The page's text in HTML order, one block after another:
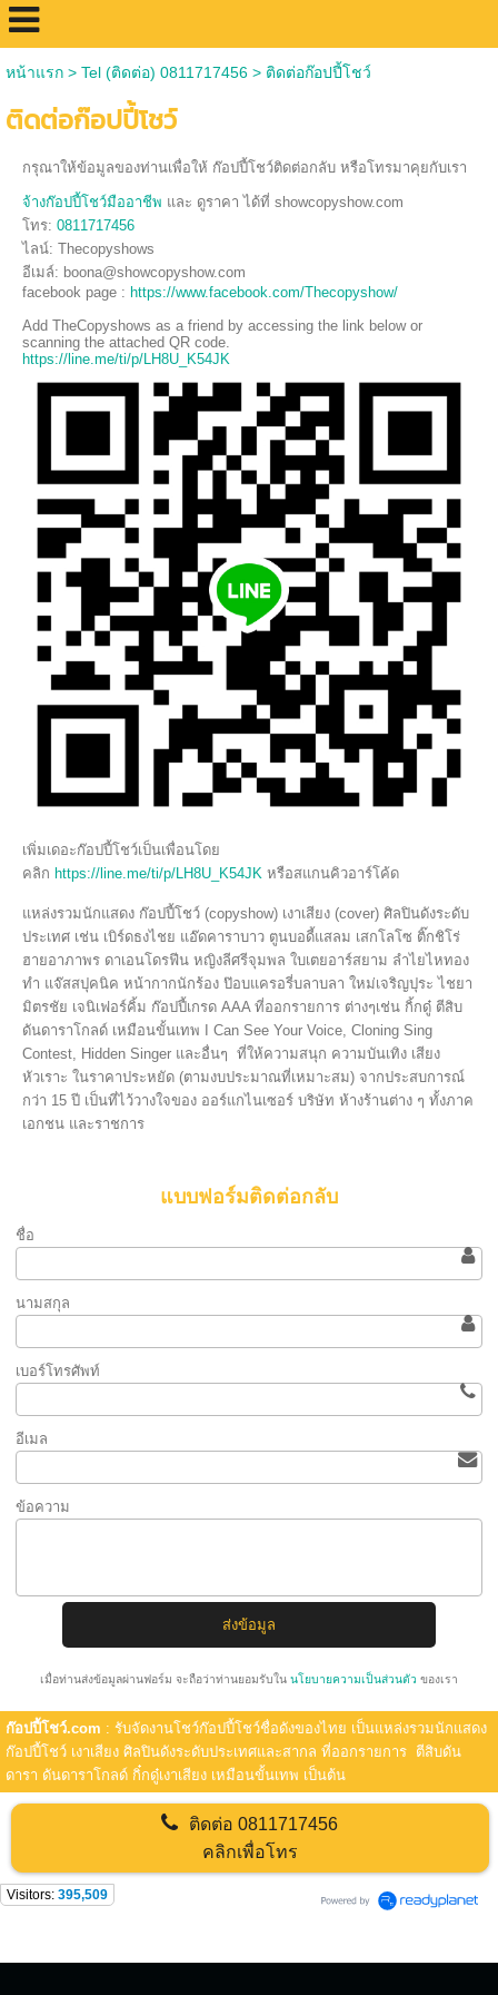
หน้าแรก> Tel (ติดต่อ) 0811717456 > ติดต่อก๊อปปี้โชว์
ติดต่อก๊อปปี้โชว์
กรุณาให้ข้อมูลของท่านเพื่อให้ ก๊อปปี้โชว์ติดต่อกลับ หรือโทรมาคุยกับเรา
จ้างก๊อปปี้โชว์มืออาชีพ และ ดูราคา ได้ที่ showcopyshow.com
โทร: 0811717456
ไลน์: Thecopyshows
อีเมล์: boona@showcopyshow.com
facebook page : https://www.facebook.com/Thecopyshow/
Add TheCopyshows as a friend by accessing the link below or
scanning the attached QR code.
https://line.me/ti/p/LH8U_K54JK
เพิ่มเดอะก๊อปปี้โชว์เป็นเพื่อนโดย
คลิก https://line.me/ti/p/LH8U_K54JK หรือสแกนคิวอาร์โค้ด
แหล่งรวมนักแสดง ก๊อปปี้โชว์ (copyshow) เงาเสียง (cover) ศิลปินดังระดับ
ประเทศ เช่น เบิร์ดธงไชย แอ๊ดคาราบาว ตูนบอดี้แสลม เสกโลโซ ติ๊กชิโร่
ฮายอาภาพร ดาเอนโดรฟีน หญิงลีศรีจุมพล ใบเตยอาร์สยาม ลำไยไหทอง
ทำ แจ๊สสปุคนิค หน้ากากนักร้อง ป๊อบแครอรี่บลาบลา ใหม่เจริญปุระ ไชยา
มิตรชัย เจนิเฟอร์คิ้ม ก๊อปปี้เกรด AAA ที่ออกรายการ ต่างๆเช่น กิ้กดู๋ ตีสิบ
ดันดาราโกลด์ เหมือนขั้นเทพ I Can See Your Voice, Cloning Sing
Contest, Hidden Singer และอื่นๆ ที่ให้ความสนุก ความบันเทิง เสียง
หัวเราะ ในราคาประหยัด (ตามงบประมาณที่เหมาะสม) จากประสบการณ์
กว่า 15 ปี เป็นที่ไว้วางใจของ ออร์แกไนเซอร์ บริษัท ห้างร้านต่าง ๆ ทั้งภาค
เอกชน และราชการ
แบบฟอร์มติดต่อกลับ
ชื่อ
นามสกุล
เบอร์โทรศัพท์
อีเมล
ข้อความ
เมื่อท่านส่งข้อมูลผ่านฟอร์ม จะถือว่าท่านยอมรับใน นโยบายความเป็นส่วนตัว ของเรา
ก๊อปปี้โชว์.com : รับจัดงานโชว์ก๊อปปี้โชว์ชื่อดังของไทย เป็นแหล่งรวมนักแสดง
ก๊อปปี้โชว์ เงาเสียง ศิลปินดังระดับประเทศและสากล ที่ออกรายการ ตีสิบดัน
ดารา ดันดาราโกลด์ กิ๋กดู๋เงาเสียง เหมือนขั้นเทพ เป็นต้น
ติดต่อ0811717456
คลิกเพื่อโทร
Visitors: 395,509